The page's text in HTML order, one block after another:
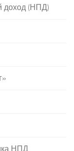
доход (НПД)
НПД